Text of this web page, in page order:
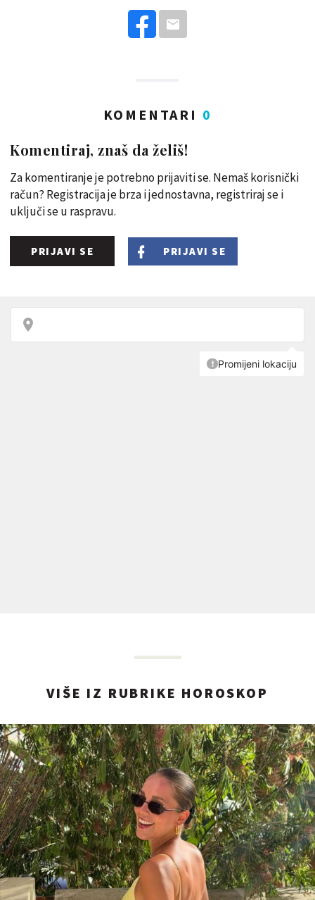
KOMENTARI 0
Komentiraj, znaš da želiš!
Za komentiranje je potrebno prijaviti se. Nemaš korisnički
račun? Registracija je brza i jednostavna, registriraj se i
uključi se u raspravu.
PRIJAVI SE PRIJAVI SE
VIŠE IZ RUBRIKE HOROSKOP